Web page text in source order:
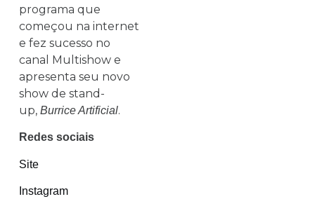
programa que
começou na internet
e fez sucesso no
canal Multishow e
apresenta seu novo
show de stand-
up, Burrice Artificial.
Redes sociais
Site
Instagram